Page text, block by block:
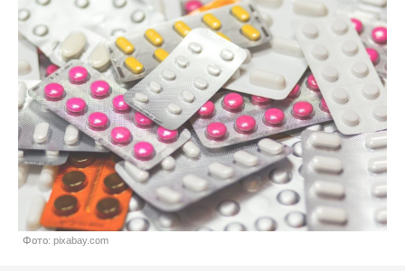
Фото: pixabay.com